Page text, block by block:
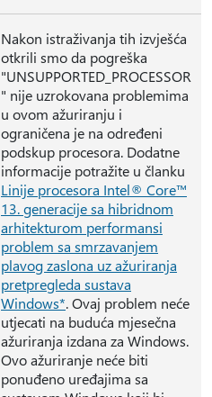
Nakon istraživanja tih izvješća
otkrili smo da pogreška
"UNSUPPORTED_PROCESSOR
" nije uzrokovana problemima
u ovom ažuriranju i
ograničena je na određeni
podskup procesora. Dodatne
informacije potražite u članku
Linije procesora Intel® Core™
13. generacije sa hibridnom
arhitekturom performansi
problem sa smrzavanjem
plavog zaslona uz ažuriranja
pretpregleda sustava
Windows*. Ovaj problem neće
utjecati na buduća mjesečna
ažuriranja izdana za Windows.
Ovo ažuriranje neće biti
ponuđeno uređajima sa